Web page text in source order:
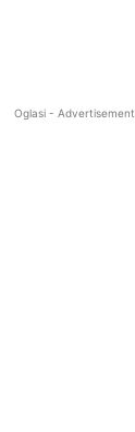
Oglasi - Advertisement